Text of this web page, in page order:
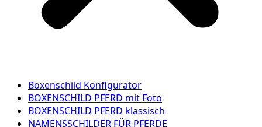
Boxenschild Konfigurator
BOXENSCHILD PFERD mit Foto
BOXENSCHILD PFERD klassisch
NAMENSSCHILDER FÜR PFERDE